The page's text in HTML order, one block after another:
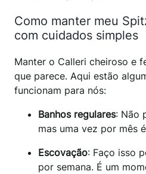
Como manter meu
com cuidados simples
Manter o Calleri cheiroso e
que parece. Aqui estão
funcionam para nós:
Banhos regulares: Não
mas uma vez por mês
Escovação: Faço isso
por semana. É um